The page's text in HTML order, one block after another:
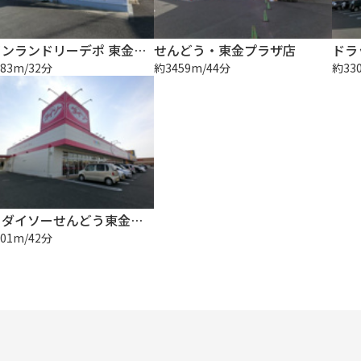
コインランドリーデポ 東金家徳店
32分
せんどう・東金プラザ店
約3459m/44分 約
ザ・ダイソーせんどう東金プラザ店
42分